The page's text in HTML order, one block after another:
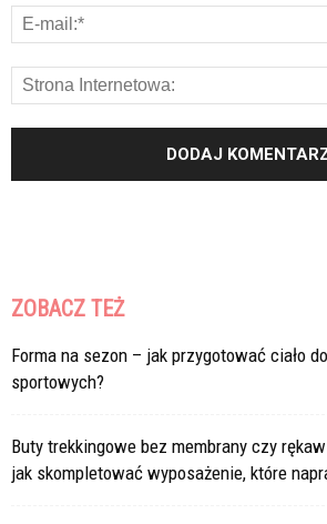
ZOBACZ TEŻ
Forma na sezon – jak przygotować ciało
sportowych?
Buty trekkingowe bez membrany czy
jak skompletować wyposażenie, które